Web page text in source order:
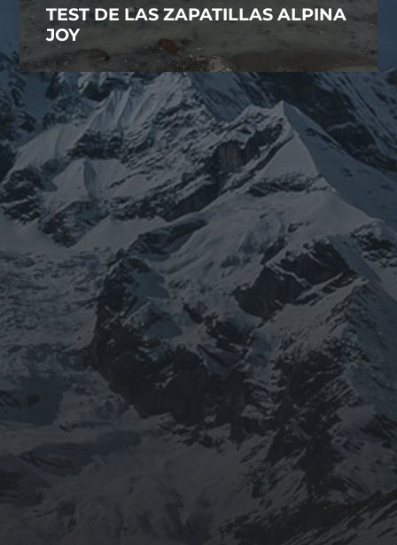
TEST DE LAS ZAPATILLAS ALPINA
JOY
TWITER
Tweets por @Muntania
FACEBOOK
GOOOGLE +
INSTAGRAM